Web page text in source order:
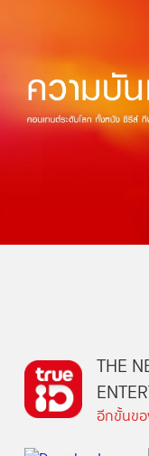
THE
อีกขั้นขอ